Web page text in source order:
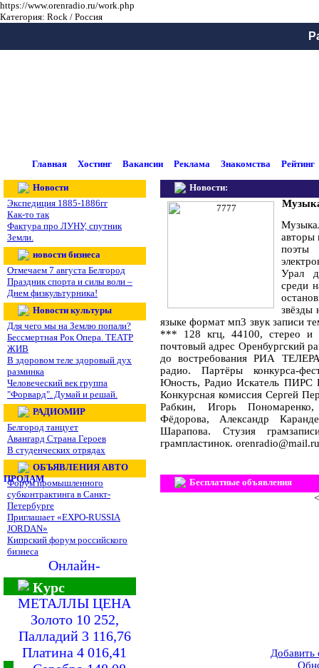
https://www.orenradio.ru/work.php
Категория: Rock / Россия
Главная Хостинг Вакансии Реклама Знакомства Рейтинг
Новости
Экспедиция 1885-1886гг
Как-то так
Фактура про ЛУНУ, спутник
Земли.
новости бизнеса
Отмечаем 7 августа Белгород
Праздник спорта и силы воли –
Днем физкультурника!
Новости культуры
Для чего мы на Землю попали?
Бессмертная Рок Опера. ТЕАТР
ЖИВ
В здоровом теле здоровый дух
разминка
Человеческий век группа
"Форвард". Думай и решай.
РАДИОМИР
Белгород танцует
Авангард Страна Героев
В студенческих отрядах
ОБЪЯВЛЕНИЯ АВТО
ПРОДАМ
Форум промышленного
субконтрактинга в Санкт-
Петербурге
Приглашает «EXPO-RUSSIA
JORDAN»
Кипрский форум российского
бизнеса
Онлайн-
Курс
МЕТАЛЛЫ ЦЕНА
Золото 10 252,
Палладий 3 116,76
Платина 4 016,41
Новости:
авторы
поэты
Урал
среди
звёзды
языке формат мп3 звук записи
*** 128 кгц, 44100, стерео и
почтовый адрес Оренбургский
до востребования РИА
радио. Партёры конкурса-
Юность, Радио Искатель
Конкурсная комиссия Сергей
Рабкин, Игорь
Фёдорова, Александр
Шарапова. Стузия
грампластинок. orenradio@mail.ru
Бесплатные объявления